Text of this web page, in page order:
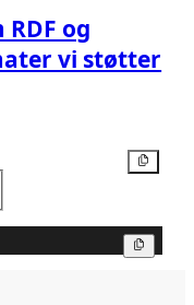
RDF og
vi støtter